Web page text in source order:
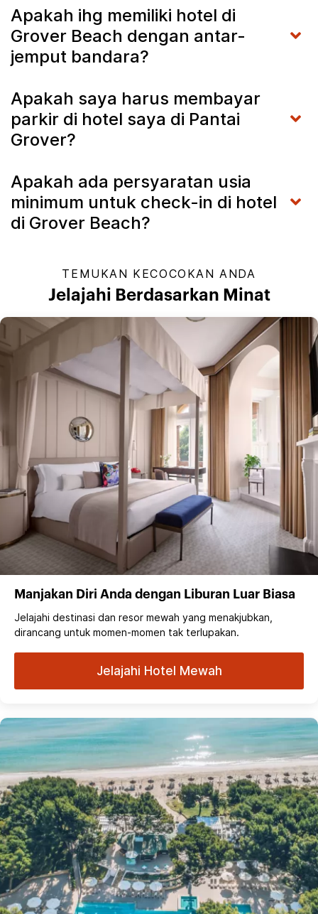
Apakah ihg memiliki hotel di
Grover Beach dengan antar-
jemput bandara?
Apakah saya harus membayar
parkir di hotel saya di Pantai
Grover?
Apakah ada persyaratan usia
minimum untuk check-in di hotel
di Grover Beach?
TEMUKAN KECOCOKAN ANDA
Jelajahi Berdasarkan Minat
Manjakan Diri Anda dengan Liburan Luar Biasa
Jelajahi destinasi dan resor mewah yang menakjubkan,
dirancang untuk momen-momen tak terlupakan.
Jelajahi Hotel Mewah